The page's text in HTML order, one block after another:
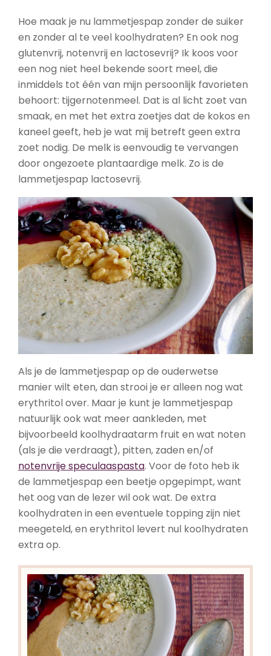
Hoe maak je nu lammetjespap zonder de suiker
en zonder al te veel koolhydraten? En ook nog
glutenvrij, notenvrij en lactosevrij? Ik koos voor
een nog niet heel bekende soort meel, die
inmiddels tot één van mijn persoonlijk favorieten
behoort: tijgernotenmeel. Dat is al licht zoet van
smaak, en met het extra zoetjes dat de kokos en
kaneel geeft, heb je wat mij betreft geen extra
zoet nodig. De melk is eenvoudig te vervangen
door ongezoete plantaardige melk. Zo is de
lammetjespap lactosevrij.
Als je de lammetjespap op de ouderwetse
manier wilt eten, dan strooi je er alleen nog wat
erythritol over. Maar je kunt je lammetjespap
natuurlijk ook wat meer aankleden, met
bijvoorbeeld koolhydraatarm fruit en wat noten
(als je die verdraagt), pitten, zaden en/of
notenvrije speculaaspasta. Voor de foto heb ik
de lammetjespap een beetje opgepimpt, want
het oog van de lezer wil ook wat. De extra
koolhydraten in een eventuele topping zijn niet
meegeteld, en erythritol levert nul koolhydraten
extra op.